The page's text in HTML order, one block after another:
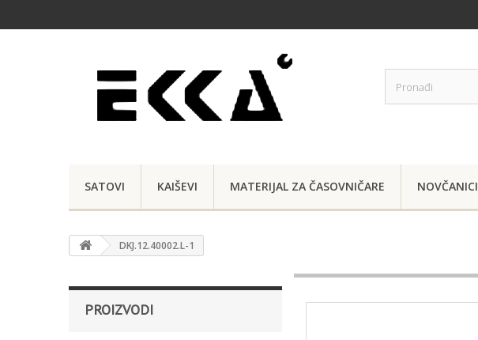
SATOVI KAIŠEVI MATERIJAL ZA ČASOVNIČARE NOVČANICI
DKJ.12.40002.L-1
PROIZVODI